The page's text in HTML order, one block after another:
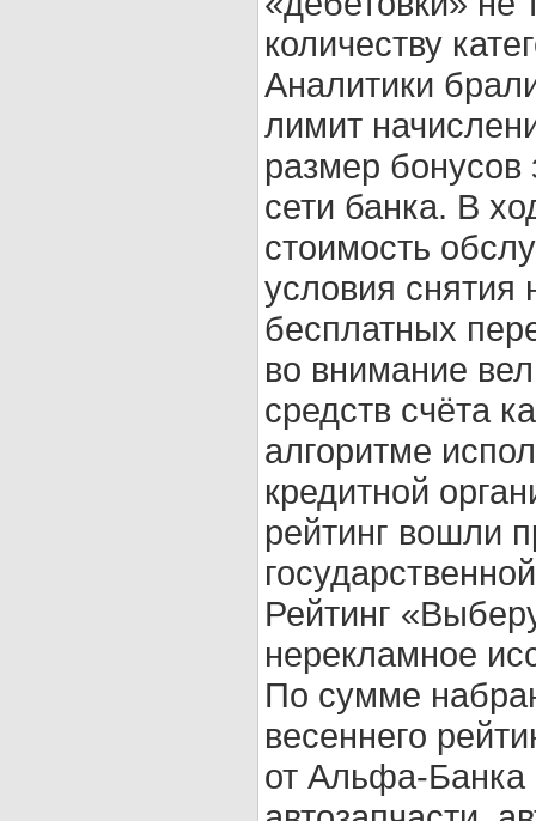
количеству
Аналитики
лимит
размер бонусов
сети банка. В
стоимость
условия
бесплатных
во внимание
средств счёта
алгоритме
кредитной
рейтинг вошли
Рейтинг
нерекламное
По сумме
весеннего
от Альфа-Банка